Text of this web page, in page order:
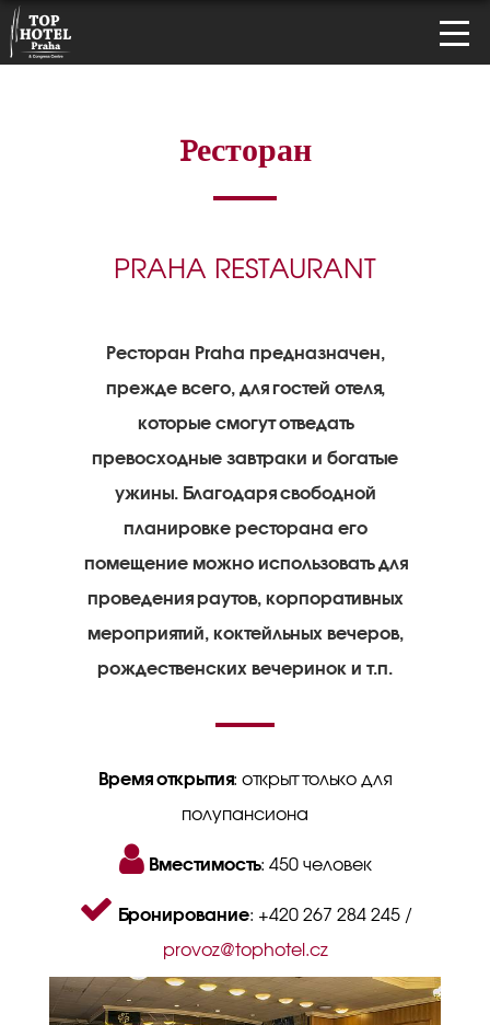
Pесторан
PRAHA RESTAURANT
Ресторан Praha предназначен,
прежде всего, для гостей отеля,
которые смогут отведать
превосходные завтраки и богатые
ужины. Благодаря свободной
планировке ресторана его
помещение можно использовать для
проведения раутов, корпоративных
мероприятий, коктейльных вечеров,
рождественских вечеринок и т.п.
Время открытия: открыт только для
полупансиона
Вместимость: 450 человек
Бронирование: +420 267 284 245 /
provoz@tophotel.cz